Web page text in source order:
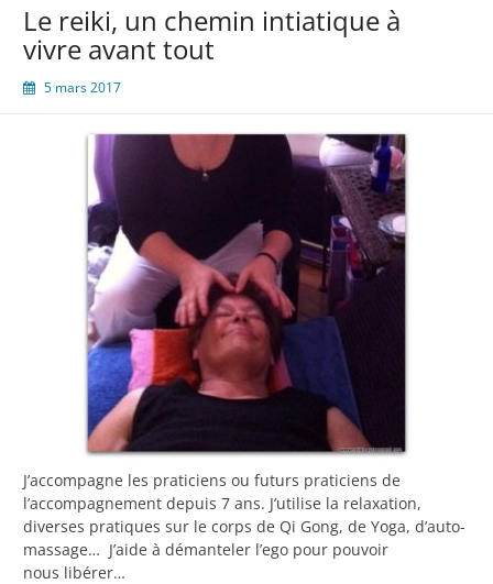
Le reiki, un chemin intiatique à
vivre avant tout
5 mars 2017
J’accompagne les praticiens ou futurs praticiens de
l’accompagnement depuis 7 ans. J’utilise la relaxation,
diverses pratiques sur le corps de Qi Gong, de Yoga, d’auto-
massage… J’aide à démanteler l’ego pour pouvoir
nous libérer…